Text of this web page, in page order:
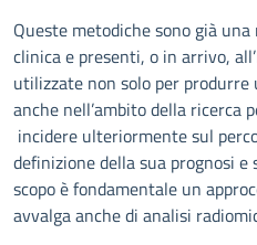
Queste metodiche sono già
clinica e presenti, o in arrivo,
utilizzate non solo per
anche nell’ambito della ricerca
incidere ulteriormente sul
definizione della sua prognosi
scopo è fondamentale un
avvalga anche di analisi